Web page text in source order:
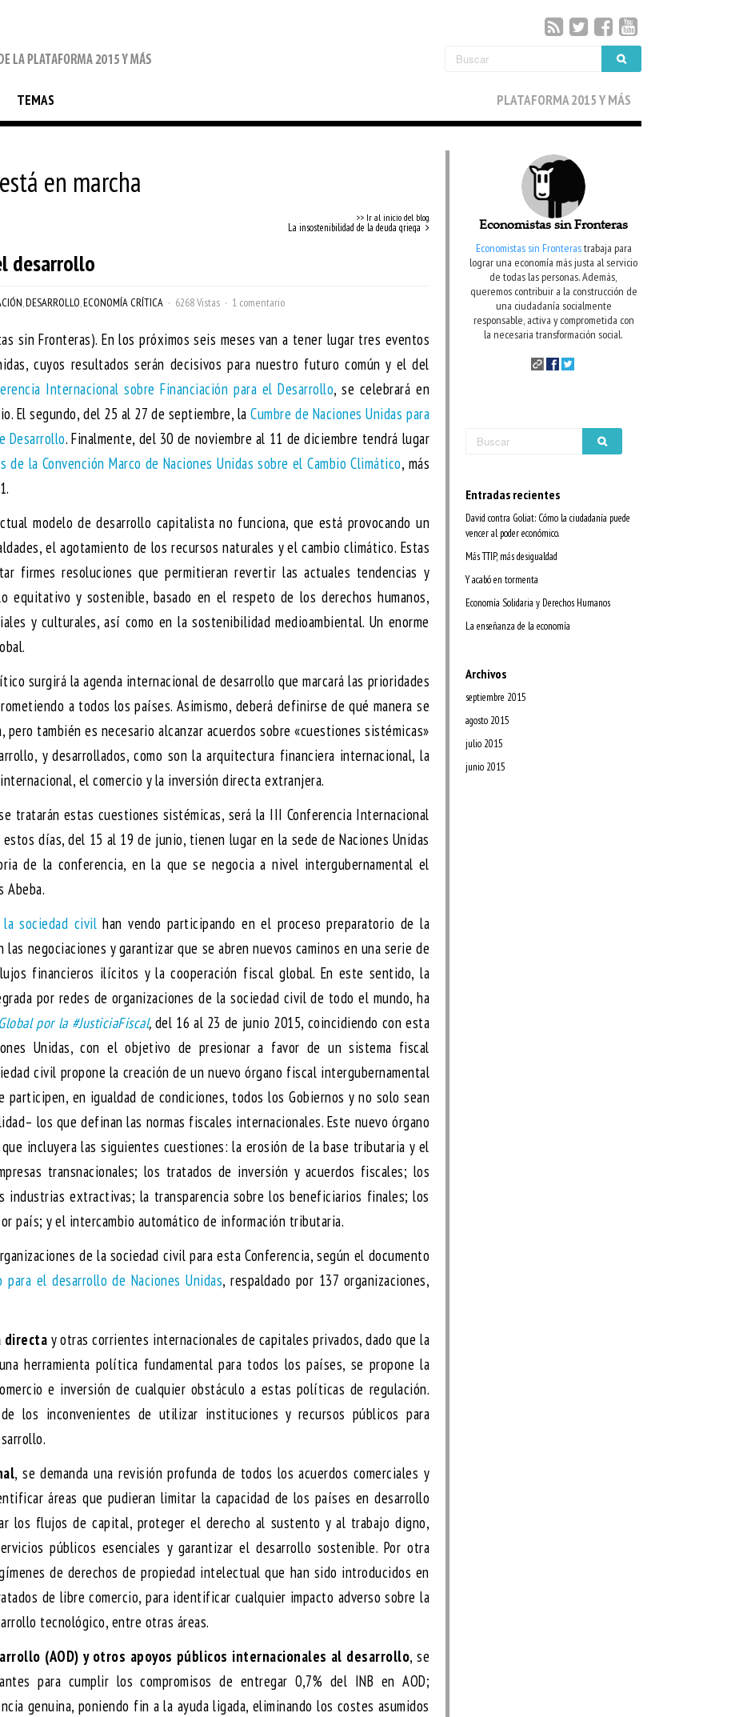
TEMAS PLATAFORMA 2015 Y MÁS
en marcha
>> Ir al inicio del blog
La insostenibilidad de la deuda griega
desarrollo
,DESARROLLO,ECONOMÍA CRÍTICA 6268 Vistas 1 comentario
sin Fronteras). En los próximos seis meses van a tener lugar tres eventos
cuyos resultados serán decisivos para nuestro futuro común y el del
Internacional sobre Financiación para el Desarrollo, se celebrará en
El segundo, del 25 al 27 de septiembre, laCumbre de Naciones Unidas para
Desarrollo. Finalmente, del 30 de noviembre al 11 de diciembre tendrá lugar
de la Convención Marco de Naciones Unidas sobre el Cambio Climático, más
modelo de desarrollo capitalista no funciona, que está provocando un
el agotamiento de los recursos naturales y el cambio climático. Estas
firmes resoluciones que permitieran revertir las actuales tendencias y
equitativo y sostenible, basado en el respeto de los derechos humanos,
y culturales, así como en la sostenibilidad medioambiental. Un enorme
surgirá la agenda internacional de desarrollo que marcará las prioridades
a todos los países. Asimismo, deberá definirse de qué manera se
también es necesario alcanzar acuerdos sobre «cuestiones sistémicas»
y desarrollados, como son la arquitectura financiera internacional, la
el comercio y la inversión directa extranjera.
tratarán estas cuestiones sistémicas, será la III Conferencia Internacional
días, del 15 al 19 de junio, tienen lugar en la sede de Naciones Unidas
de la conferencia, en la que se negocia a nivel intergubernamental el
Abeba.
la sociedad civil han vendo participando en el proceso preparatorio de la
negociaciones y garantizar que se abren nuevos caminos en una serie de
financieros ilícitos y la cooperación fiscal global. En este sentido, la
por redes de organizaciones de la sociedad civil de todo el mundo, ha
por la #JusticiaFiscal, del 16 al 23 de junio 2015, coincidiendo con esta
Unidas, con el objetivo de presionar a favor de un sistema fiscal
civil propone la creación de un nuevo órgano fiscal intergubernamental
participen, en igualdad de condiciones, todos los Gobiernos y no solo sean
los que definan las normas fiscales internacionales. Este nuevo órgano
incluyera las siguientes cuestiones: la erosión de la base tributaria y el
transnacionales; los tratados de inversión y acuerdos fiscales; los
extractivas; la transparencia sobre los beneficiarios finales; los
país; y el intercambio automático de información tributaria.
de la sociedad civil para esta Conferencia, según el documento
el desarrollo de Naciones Unidas, respaldado por 137 organizaciones,
directa y otras corrientes internacionales de capitales privados, dado que la
herramienta política fundamental para todos los países, se propone la
e inversión de cualquier obstáculo a estas políticas de regulación.
los inconvenientes de utilizar instituciones y recursos públicos para
, se demanda una revisión profunda de todos los acuerdos comerciales y
áreas que pudieran limitar la capacidad de los países en desarrollo
los flujos de capital, proteger el derecho al sustento y al trabajo digno,
públicos esenciales y garantizar el desarrollo sostenible. Por otra
de derechos de propiedad intelectual que han sido introducidos en
de libre comercio, para identificar cualquier impacto adverso sobre la
tecnológico, entre otras áreas.
(AOD) y otros apoyos públicos internacionales al desarrollo, se
para cumplir los compromisos de entregar 0,7% del INB en AOD;
genuina, poniendo fin a la ayuda ligada, eliminando los costes asumidos
Economistas sin Fronteras
Economistas sin Fronterastrabaja para
lograr una economía más justa al servicio
de todas las personas. Además,
queremos contribuir a la construcción de
una ciudadanía socialmente
responsable, activa y comprometida con
la necesaria transformación social.
Entradas recientes
David contra Goliat: Cómo la ciudadanía puede
vencer al poder económico.
Más TTIP, más desigualdad
Y acabó en tormenta
Economía Solidaria y Derechos Humanos
La enseñanza de la economía
Archivos
septiembre 2015
agosto 2015
julio 2015
junio 2015